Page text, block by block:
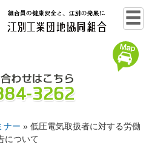
ナー » 低圧電気取扱者に対する労働
について